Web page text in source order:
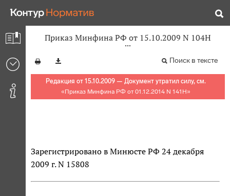
Приказ Минфина РФ от 15.10.2009 N 104Н
Поиск в тексте
Редакция от 15.10.2009 — Документ утратил силу, см.
«Приказ Минфина РФ от 01.12.2014 N 141Н»
Зарегистрировано в Минюсте РФ 24 декабря
2009 г. N 15808